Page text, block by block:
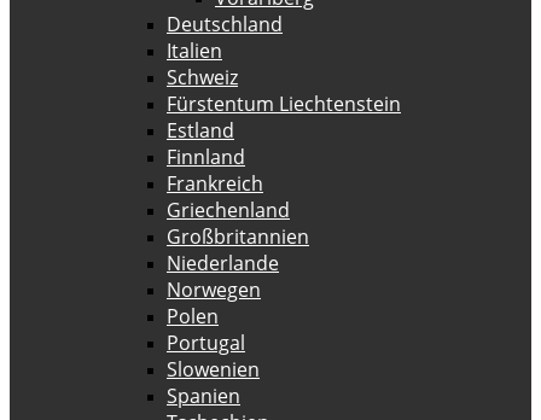
Deutschland
Italien
Schweiz
Fürstentum Liechtenstein
Estland
Finnland
Frankreich
Griechenland
Großbritannien
Niederlande
Norwegen
Polen
Portugal
Slowenien
Spanien